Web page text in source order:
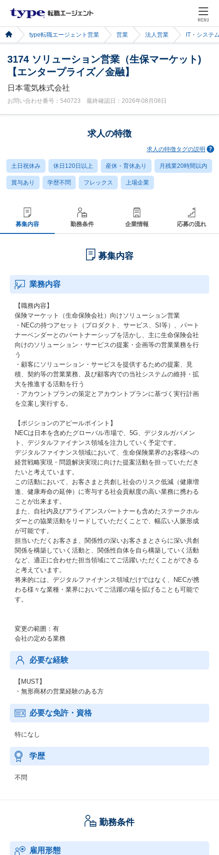
MENU
type転職エージェント営業 営業 法人営業 IT・システ
3174 ソリューション営業（生保マーケット)
【エンタープライズ／金融】
日本電気株式会社
お問い合わせ番号：540723 最終確認日：2026年08月08日
求人の特徴
求人の特徴タグの説明
土日祝休み 休日120日以上 産休・育休あり 月残業20時間以内
賞与あり 学歴不問 フレックス 上場企業
募集内容 勤務条件 企業情報 応募の流れ
募集内容
業務内容
【職務内容】
保険マーケット（生命保険会社）向けソリューション営業
・NECの持つアセット（プロダクト、サービス、SI等）、パート
ナーベンダーとのパートナーシップを活かし、主に生命保険会社
向けのソリューション・サービスの提案・企画等の営業業務を行
う
・顧客にソリューション・サービスを提供するための提案、見
積、契約等の営業業務、及び顧客内での当社システムの維持・拡
大を推進する活動を行う
・アカウントプランの策定とアカウントプランに基づく実行計画
を立案し実行する。
【ポジションのアピールポイント】
NECは日本を含めたグローバル市場で、5G、デジタルガバメン
ト、デジタルファイナンス領域を注力していく予定です。
デジタルファイナンス領域において、生命保険業界のお客様への
経営戦略実現・問題解決実現に向けた提案活動を担っていただき
たいと考えています。
この活動において、お客さまと共創し社会のリスク低減（健康増
進、健康寿命の延伸）に寄与する社会貢献度の高い業務に携わる
ことが出来ます。
また、自社内及びアライアンスパートナーも含めたステークホル
ダーとの協業活動をリードしていただくことで、幅広い人脈形成
が可能です。
担当いただくお客さま、関係性の深いお客さまとさらに深い共創
関係を構築していく活動と、関係性自体を自ら構築していく活動
など、適正に合わせた担当領域にてご活躍いただくことができる
と考えています。
将来的には、デジタルファイナンス領域だけではなく、NECが携
わる様々な業種・業界においてご活躍の場を拡げることも可能で
す。
変更の範囲：有
会社の定める業務
必要な経験
【MUST】
・無形商材の営業経験のある方
必要な免許・資格
特になし
学歴
不問
勤務条件
雇用形態